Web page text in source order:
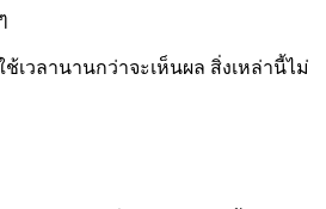
วลานานกว่าจะเห็นผล สิ่งเหล่านี้ไม่